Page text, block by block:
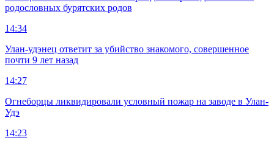
родословных бурятских родов
14:34
Улан-удэнец ответит за убийство знакомого, совершенное
почти 9 лет назад
14:27
Огнеборцы ликвидировали условный пожар на заводе в Улан-
Удэ
14:23